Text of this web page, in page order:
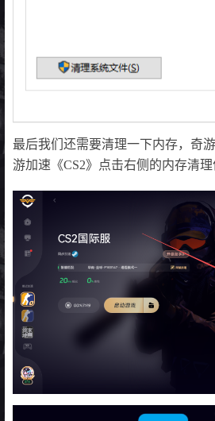
最后我们还需要清理一下内存，奇
游加速《CS2》点击右侧的内存清理